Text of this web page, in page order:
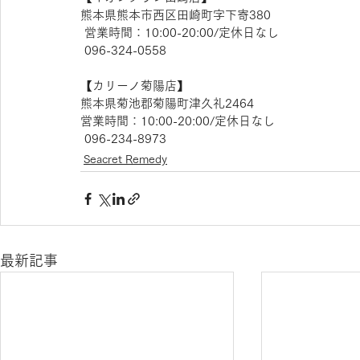
熊本県熊本市西区田崎町字下寄380
営業時間：10:00-20:00/定休日なし
096-324-0558
【​カリーノ菊陽店】
熊本県菊池郡菊陽町津久礼2464
営業時間：10:00-20:00/定休日なし
096-234-8973
Seacret Remedy
最新記事